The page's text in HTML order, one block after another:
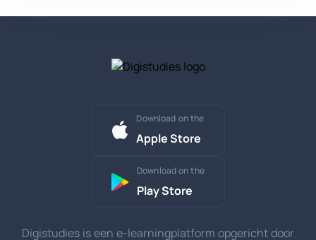
Download on the
Apple Store
Download on the
Play Store
Digistudies is een e-learningplatform opgericht door